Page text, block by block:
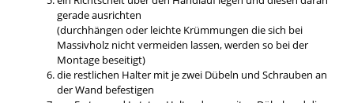
gerade ausrichten
(durchhängen oder leichte Krümmungen die sich bei
Massivholz nicht vermeiden lassen, werden so bei der
Montage beseitigt)
die restlichen Halter mit je zwei Dübeln und Schrauben an
der Wand befestigen